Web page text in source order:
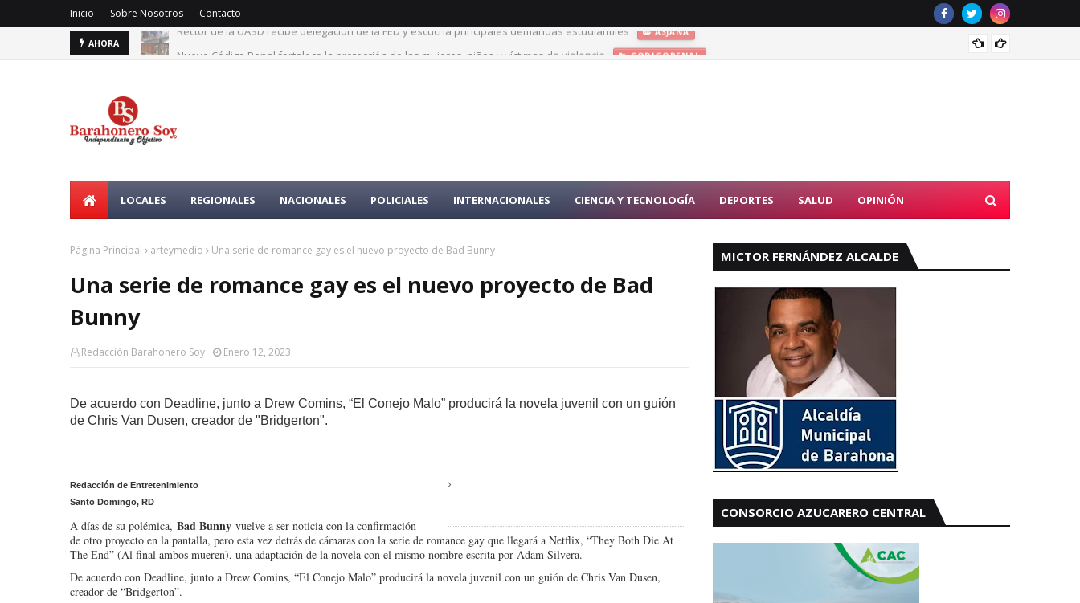
Inicio Sobre Nosotros Contacto
AHORA
Rector de la UASD recibe delegación de la FED y escucha principales demandas estudiantiles
LOCALES REGIONALES NACIONALES POLICIALES INTERNACIONALES CIENCIA Y TECNOLOGÍA DEPORTES SALUD OPINIÓN
Página Principal arteymedio Una serie de romance gay es el nuevo proyecto de Bad Bunny
Una serie de romance gay es el nuevo proyecto de Bad
Bunny
Redacción Barahonero Soy Enero 12, 2023
De acuerdo con Deadline, junto a Drew Comins, “El Conejo Malo” producirá la novela juvenil con un guión
de Chris Van Dusen, creador de "Bridgerton".
Redacción de Entretenimiento
Santo Domingo, RD
A días de su polémica, Bad Bunny vuelve a ser noticia con la confirmación
de otro proyecto en la pantalla, pero esta vez detrás de cámaras con la serie de romance gay que llegará a Netflix, “They Both Die At
The End” (Al final ambos mueren), una adaptación de la novela con el mismo nombre escrita por Adam Silvera.
De acuerdo con Deadline, junto a Drew Comins, “El Conejo Malo” producirá la novela juvenil con un guión de Chris Van Dusen,
creador de “Bridgerton”.
MICTOR FERNÁNDEZ ALCALDE
CONSORCIO AZUCARERO CENTRAL